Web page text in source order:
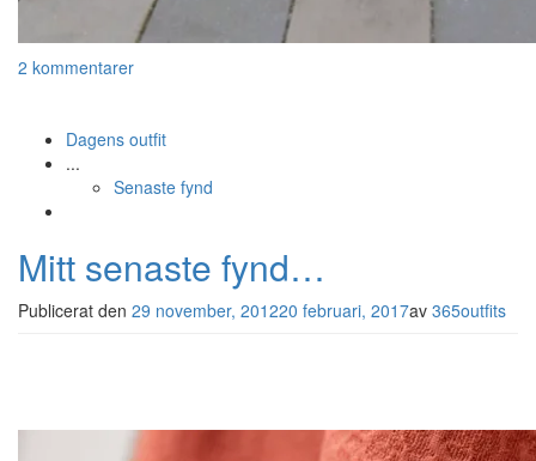
2 kommentarer
Dagens outfit
...
Senaste fynd
Mitt senaste fynd…
Publicerat den 29 november, 201220 februari, 2017av 365outfits